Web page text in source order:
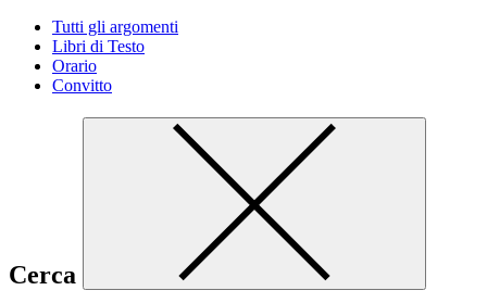
Tutti gli argomenti
Libri di Testo
Orario
Convitto
Cerca